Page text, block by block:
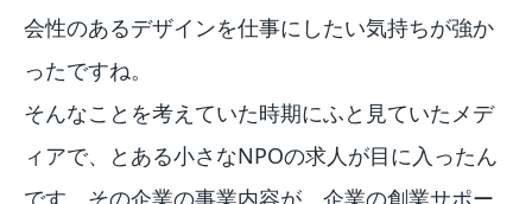
会性のあるデザインを仕事にしたい気持ちが強か
ったですね。
そんなことを考えていた時期にふと見ていたメデ
ィアで、とある小さなNPOの求人が目に入ったん
です。その企業の事業内容が、企業の創業サポー